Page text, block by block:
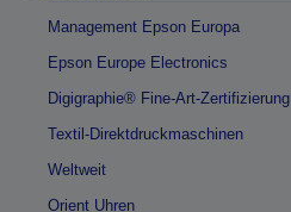
Management Epson Europa
Epson Europe Electronics
Digigraphie® Fine-Art-Zertifizierung
Textil-Direktdruckmaschinen
Weltweit
Orient Uhren